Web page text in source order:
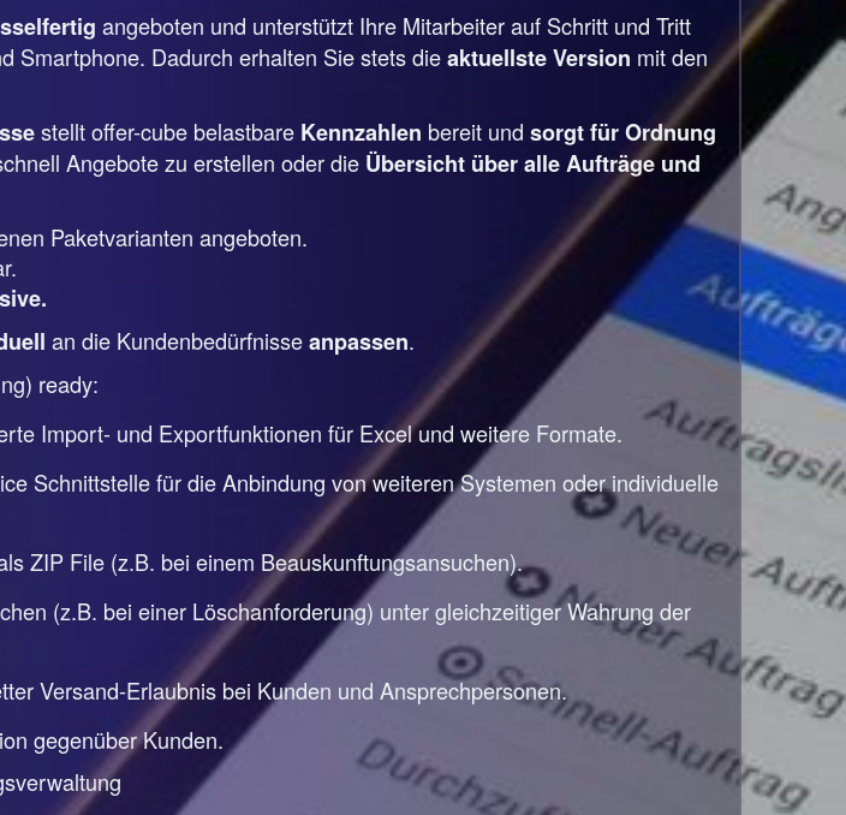
angeboten und unterstützt Ihre Mitarbeiter auf Schritt und Tritt
Smartphone. Dadurch erhalten Sie stets dieaktuellste Version mit den
stellt offer-cube belastbare Kennzahlen bereit und sorgt für Ordnung
Angebote zu erstellen oder die Übersicht über alle Aufträge und
Paketvarianten angeboten.
an die Kundenbedürfnisseanpassen.
ready:
Import- und Exportfunktionen für Excel und weitere Formate.
Schnittstelle für die Anbindung von weiteren Systemen oder individuelle
ZIP File (z.B. bei einem Beauskunftungsansuchen).
(z.B. bei einer Löschanforderung) unter gleichzeitiger Wahrung der
Versand-Erlaubnis bei Kunden und Ansprechpersonen.
gegenüber Kunden.